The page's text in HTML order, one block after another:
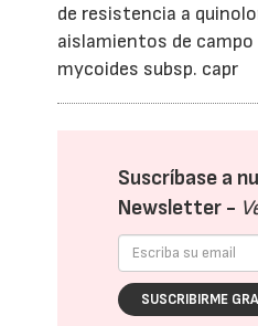
de resistencia a
aislamientos de campo
mycoides subsp. capr
Suscríbase a
Newsletter -
SUSCRIBIRME